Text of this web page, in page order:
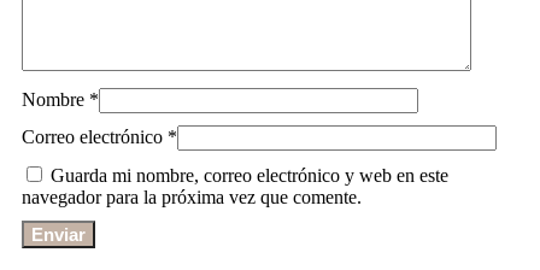
Nombre *
Correo electrónico *
Guarda mi nombre, correo electrónico y web en este
navegador para la próxima vez que comente.